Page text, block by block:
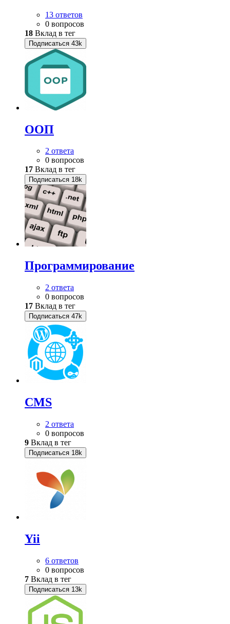
13 ответов
0 вопросов
18 Вклад в тег
Подписаться 43k
ООП
2 ответа
0 вопросов
17 Вклад в тег
Подписаться 18k
Программирование
2 ответа
0 вопросов
17 Вклад в тег
Подписаться 47k
CMS
2 ответа
0 вопросов
9 Вклад в тег
Подписаться 18k
Yii
6 ответов
0 вопросов
7 Вклад в тег
Подписаться 13k